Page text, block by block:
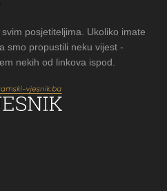
posjetiteljima. Ukoliko imate
smo propustili neku vijest -
nekih od linkova ispod.